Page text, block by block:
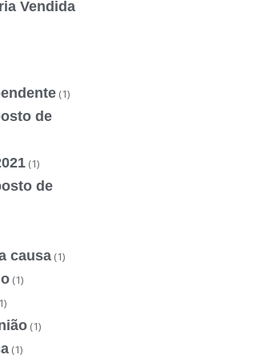
Vendida
(1)
de
(1)
de
causa (1)
(1)
(1)
(1)